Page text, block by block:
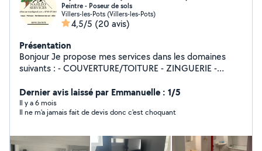
Peintre - Poseur de sols
Villers-les-Pots (Villers-les-Pots)
4,5/5 (20 avis)
Présentation
Bonjour Je propose mes services dans les domaines
suivants : - COUVERTURE/TOITURE - ZINGUERIE -
peinture tout pour une toiture neuve) - Pose de
revêtement de sol - Peinture intérieur N'hésitez pas à
me contacter pour tous devis Cordialement
Dernier avis laissé par Emmanuelle : 1/5
Il y a 6 mois
Il ne m'a jamais fait de devis donc c'est choquant